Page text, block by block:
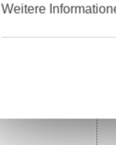
Weitere